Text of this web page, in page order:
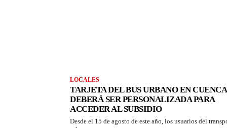
LOCALES
TARJETA DEL BUS URBANO EN CUENCA
DEBERÁ SER PERSONALIZADA PARA
ACCEDER AL SUBSIDIO
Desde el 15 de agosto de este año, los usuarios del